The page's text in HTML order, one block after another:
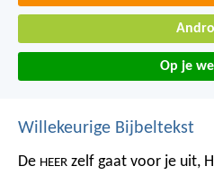
Op je
Willekeurige Bijbeltekst
De HEER zelf gaat voor je uit,